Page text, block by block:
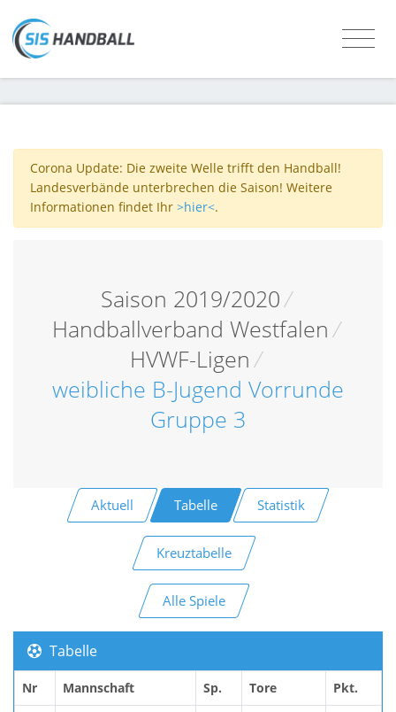
Corona Update: Die zweite Welle trifft den Handball!
Landesverbände unterbrechen die Saison! Weitere
Informationen findet Ihr >hier<.
Saison 2019/2020/
Handballverband Westfalen/
HVWF-Ligen /
weibliche B-Jugend Vorrunde
Gruppe 3
Aktuell Tabelle Statistik
Kreuztabelle
Alle Spiele
Tabelle
Nr Mannschaft Sp. Tore Pkt.